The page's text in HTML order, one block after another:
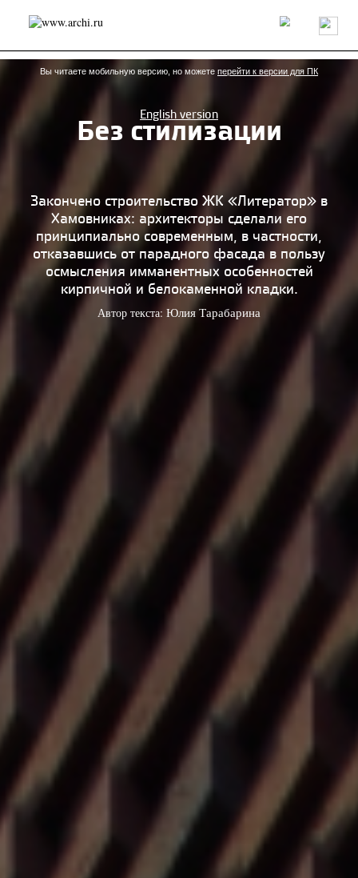
Россия Мир Технологии Интерьер Пресса
Архитекторы
Проекты
Конкурсы События Книги Вакансии
send.project Анонсы конкурсов
Блог
Исследование
Результаты конкурса
Дизайн
Иностранцы в России
Интерьер
Книги
Наследие Образование
Урбанистика
Эко
Вы читаете мобильную версию, но можете перейти к версии для ПК
English version
Без стилизации
Закончено строительство ЖК «Литератор» в
Хамовниках: архитекторы сделали его
принципиально современным, в частности,
отказавшись от парадного фасада в пользу
осмысления имманентных особенностей
кирпичной и белокаменной кладки.
Автор текста: Юлия Тарабарина